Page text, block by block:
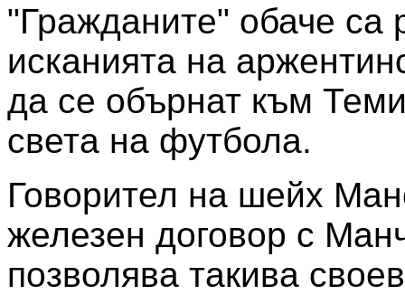
"Гражданите" обаче
исканията на
да се обърнат към
света на футбола.
Говорител на шейх
железен договор с
позволява такива